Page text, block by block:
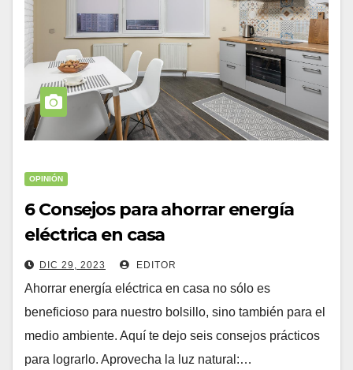
OPINIÓN
6 Consejos para ahorrar energía
eléctrica en casa
DIC 29, 2023 EDITOR
Ahorrar energía eléctrica en casa no sólo es
beneficioso para nuestro bolsillo, sino también para el
medio ambiente. Aquí te dejo seis consejos prácticos
para lograrlo. Aprovecha la luz natural:…